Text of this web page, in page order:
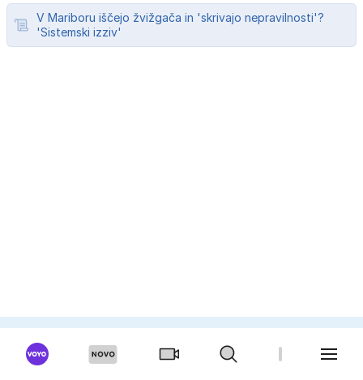
V Mariboru iščejo žvižgača in 'skrivajo nepravilnosti'?
'Sistemski izziv'
TV SPORED
Poroka na prvi pogled: Hrvaška